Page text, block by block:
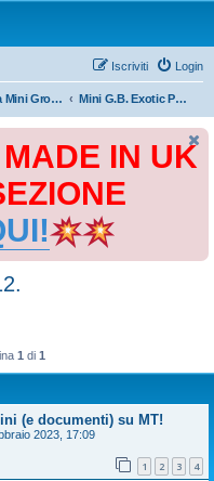
Login
Iscriviti
Raccolta Mini Group Build Mini G.B. Exotic Planes 2012.
IN UK
1 di 1
(e documenti) su MT!
2023, 17:09
1 2 3 4